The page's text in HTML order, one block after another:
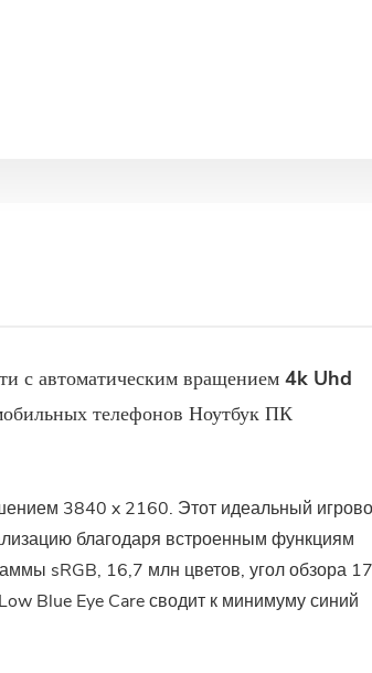
с автоматическим вращением 4k Uhd
телефонов Ноутбук ПК
3840 x 2160. Этот идеальный
благодаря встроенным функциям
sRGB, 16,7 млн ​​цветов, угол обзора
Blue Eye Care сводит к минимуму синий